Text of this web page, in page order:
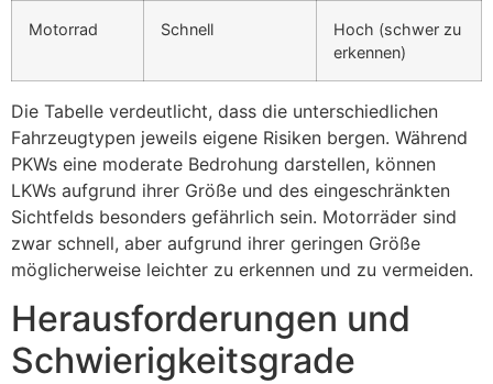
Motorrad Schnell
Hoch (schwer zu
erkennen)
Die Tabelle verdeutlicht, dass die unterschiedlichen
Fahrzeugtypen jeweils eigene Risiken bergen. Während
PKWs eine moderate Bedrohung darstellen, können
LKWs aufgrund ihrer Größe und des eingeschränkten
Sichtfelds besonders gefährlich sein. Motorräder sind
zwar schnell, aber aufgrund ihrer geringen Größe
möglicherweise leichter zu erkennen und zu vermeiden.
Herausforderungen und
Schwierigkeitsgrade